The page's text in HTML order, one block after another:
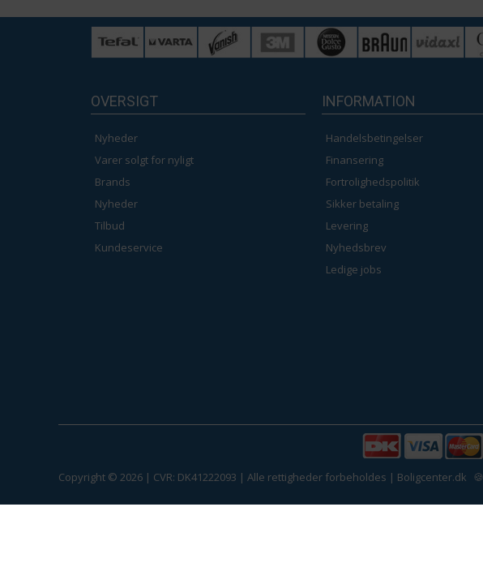
OVERSIGT
Nyheder
Varer solgt for nyligt
Brands
Nyheder
Tilbud
Kundeservice
INFORMATION
Handelsbetingelser
Finansering
Fortrolighedspolitik
Sikker betaling
Levering
Nyhedsbrev
Ledige jobs
Copyright © 2026 | CVR: DK41222093 | Alle rettigheder forbeholdes | Boligcenter.dk 🍪